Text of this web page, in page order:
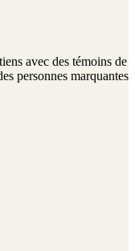
avec des témoins de
personnes marquantes